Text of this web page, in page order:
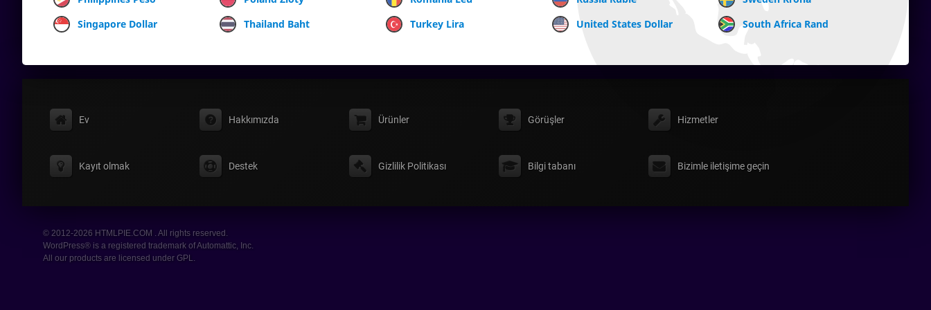
Singapore Dollar
Thailand Baht Turkey Lira United States Dollar South Africa Rand
Ev Hakkımızda Ürünler Görüşler Hizmetler
Kayıt olmak Destek Gizlilik Politikası Bilgi tabanı Bizimle iletişime geçin
© 2012-2026 HTMLPIE.COM . All rights reserved.
WordPress® is a registered trademark of Automattic, Inc.
All our products are licensed under GPL.